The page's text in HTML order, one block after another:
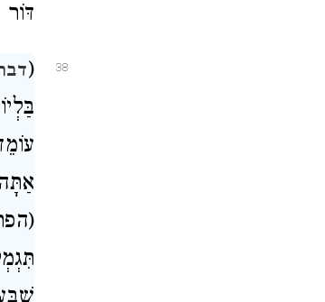
38
(